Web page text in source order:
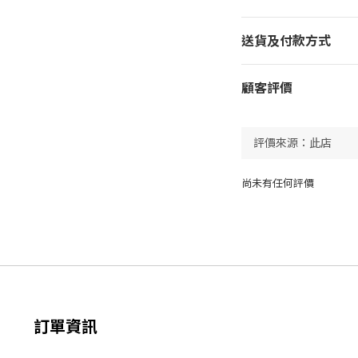
送貨及付款方式
顧客評價
尚未有任何評價
訂單資訊